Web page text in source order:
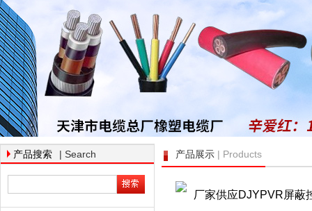
产品搜索 | Search 产品展示 | Products
厂家供应DJYPVR屏蔽